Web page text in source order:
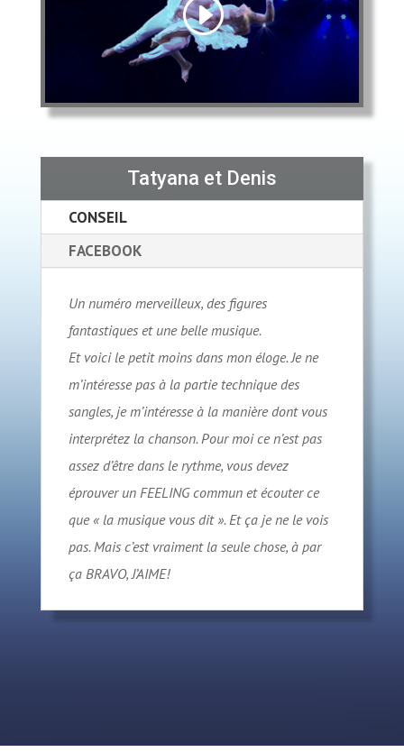
Tatyana et Denis
CONSEIL
FACEBOOK
Un numéro merveilleux, des figures
fantastiques et une belle musique.
Et voici le petit moins dans mon éloge. Je ne
m’intéresse pas à la partie technique des
sangles, je m’intéresse à la manière dont vous
interprétez la chanson. Pour moi ce n’est pas
assez d’être dans le rythme, vous devez
éprouver un FEELING commun et écouter ce
que « la musique vous dit ». Et ça je ne le vois
pas. Mais c’est vraiment la seule chose, à par
ça BRAVO, J’AIME!